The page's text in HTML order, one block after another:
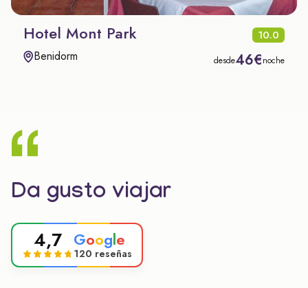
Hotel Mont Park 10.0
Benidorm desde46€noche
Da gusto viajar
4,7 Google
120 reseñas